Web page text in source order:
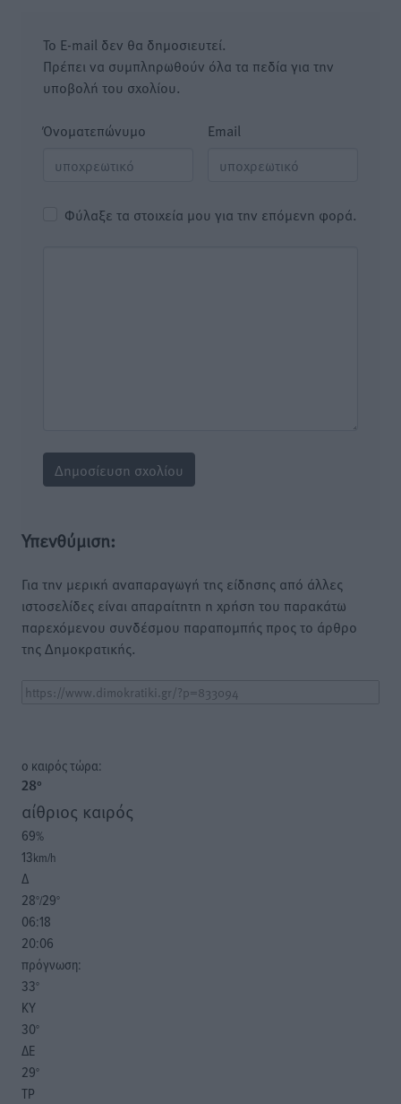
Το E-mail δεν θα δημοσιευτεί.
Πρέπει να συμπληρωθούν όλα τα πεδία για την
υποβολή του σχολίου.
Όνοματεπώνυμο Email
Φύλαξε τα στοιχεία μου για την επόμενη φορά.
Υπενθύμιση:
Για την μερική αναπαραγωγή της είδησης από άλλες
ιστοσελίδες είναι απαραίτητη η χρήση του παρακάτω
παρεχόμενου συνδέσμου παραπομπής προς το άρθρο
της Δημοκρατικής.
o καιρός τώρα:
28°
αίθριος καιρός
69%
13km/h
Δ
28°/29°
06:18
20:06
πρόγνωση:
33°
ΚΥ
30°
ΔΕ
29°
ΤΡ